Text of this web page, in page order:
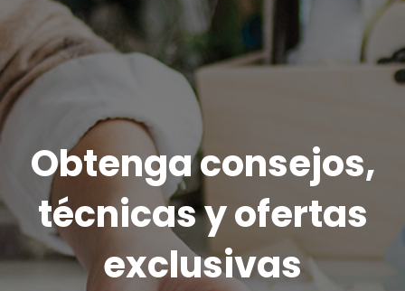
Obtenga consejos,
técnicas y ofertas
exclusivas